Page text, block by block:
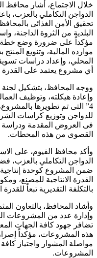
خلال الاجتماع، أشار محافظ
الدواجن التكاملي بالعزب،
تحقيق الأمن الغذائى
البلدية من الثروة الداجنة،
مؤكداً على ضرورة وضع خطة
موارده المالية، وتنويع
المحلي، وإعداد دراسات
أي مشروع يعتمد على القدرة
ووجه المحافظ، بتشكيل لجنة
4” التى تم تطويرها
للدواجن وتوزيع كراسات
فى العروض المقدمة ودراسة
القصوى من هذه المحطات.
الدواجن التكاملي بالعزب،
ضمن المشروع كوحدة إنتاجية
القدرة الانتاجية للمصنع،
بالتكلفة التقديرية تبعاً للقدرة
وأشاد المحافظ، بالتعاون
وإدارة عدد من المشروعات
تضافر جهود كافة الجهات
هذه المشروعات، مؤكداً
مواصلة المشوار واجتياز
المشروعات.